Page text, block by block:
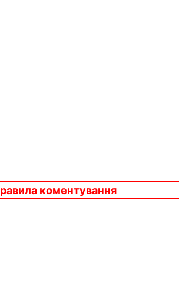
коментування